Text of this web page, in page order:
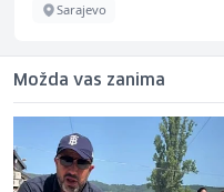
Više lokacija
Možda vas zanima